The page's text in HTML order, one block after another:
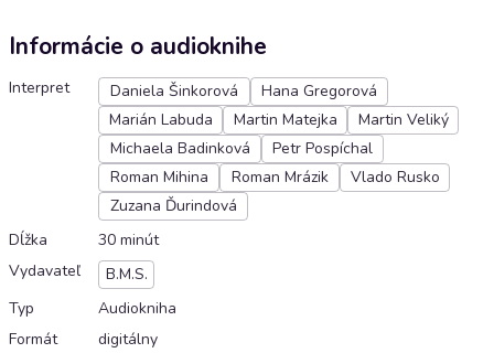
Informácie o audioknihe
Interpret Daniela Šinkorová
Hana Gregorová
Marián Labuda
Martin Matejka
Martin Veliký
Michaela Badinková
Petr Pospíchal
Roman Mihina
Roman Mrázik
Vlado Rusko
Zuzana Ďurindová
Dĺžka
30 minút
Vydavateľ
B.M.S.
Typ
Audiokniha
Formát
digitálny